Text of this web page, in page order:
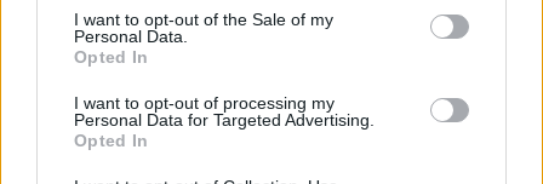
consent section.
I want to opt-out of the Sale of my
Personal Data.
Opted In
I want to opt-out of processing my
Personal Data for Targeted Advertising.
Opted In
Spopolamento Tempio
Upim Tempio
F
a
T
w
Pi
n
W
h
S
h